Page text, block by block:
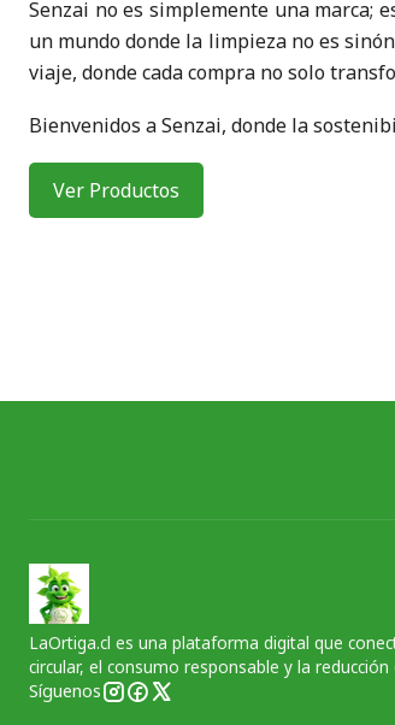
Senzai no es simplemente una marca;
un mundo donde la limpieza no es
viaje, donde cada compra no solo
Bienvenidos a Senzai, donde la
Ver Productos
LaOrtiga.cl es una plataforma digital que
circular, el consumo responsable y la
Síguenos